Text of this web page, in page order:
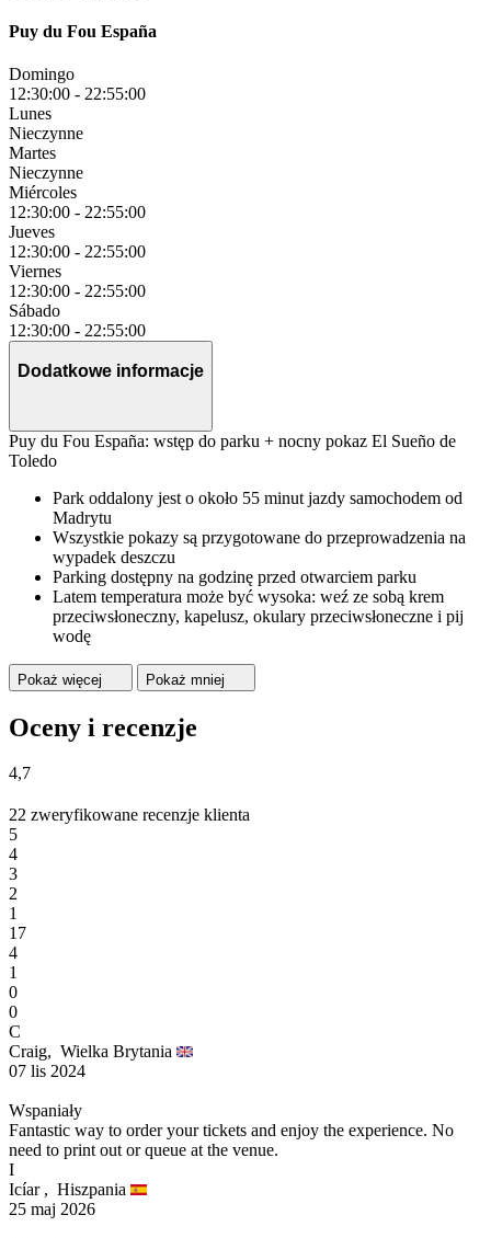
Puy du Fou España
Domingo
12:30:00 - 22:55:00
Lunes
Nieczynne
Martes
Nieczynne
Miércoles
12:30:00 - 22:55:00
Jueves
12:30:00 - 22:55:00
Viernes
12:30:00 - 22:55:00
Sábado
12:30:00 - 22:55:00
Dodatkowe informacje
Puy du Fou España: wstęp do parku + nocny pokaz El Sueño de
Toledo
Park oddalony jest o około 55 minut jazdy samochodem od
Madrytu
Wszystkie pokazy są przygotowane do przeprowadzenia na
wypadek deszczu
Parking dostępny na godzinę przed otwarciem parku
Latem temperatura może być wysoka: weź ze sobą krem
przeciwsłoneczny, kapelusz, okulary przeciwsłoneczne i pij
wodę
Pokaż więcej Pokaż mniej
Oceny i recenzje
4,7
22 zweryfikowane recenzje klienta
5
4
3
2
1
17
4
1
0
0
C
Craig, Wielka Brytania
07 lis 2024
Wspaniały
Fantastic way to order your tickets and enjoy the experience. No
need to print out or queue at the venue.
I
Icíar , Hiszpania
25 maj 2026